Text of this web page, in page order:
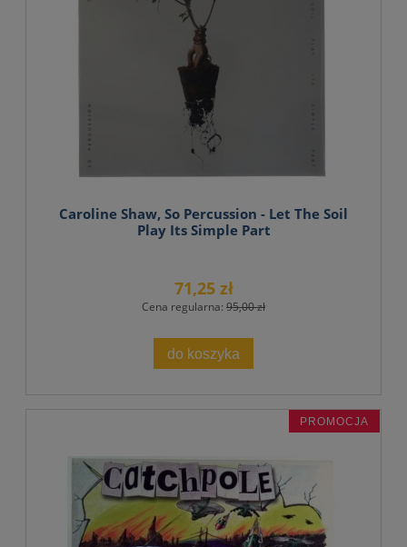
Caroline Shaw, So Percussion - Let The Soil
Play Its Simple Part
71,25 zł
Cena regularna: 95,00 zł
do koszyka
PROMOCJA